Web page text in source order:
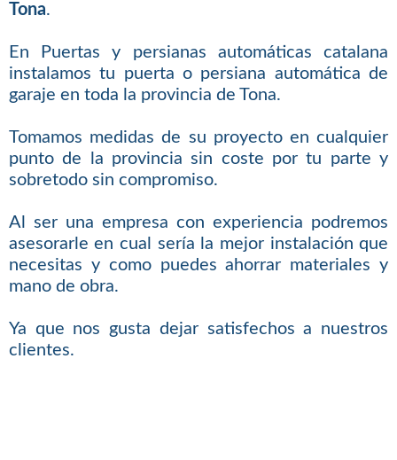
Tona.
En Puertas y persianas automáticas catalana
instalamos tu puerta o persiana automática de
garaje en toda la provincia de Tona.
Tomamos medidas de su proyecto en cualquier
punto de la provincia sin coste por tu parte y
sobretodo sin compromiso.
Al ser una empresa con experiencia podremos
asesorarle en cual sería la mejor instalación que
necesitas y como puedes ahorrar materiales y
mano de obra.
Ya que nos gusta dejar satisfechos a nuestros
clientes.